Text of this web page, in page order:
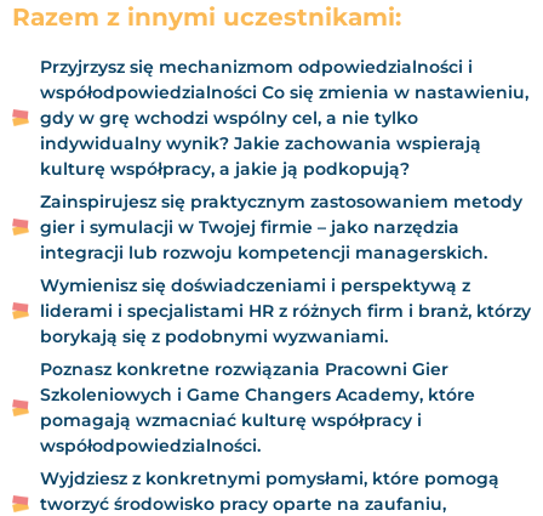
Razem z innymi uczestnikami:
Przyjrzysz się mechanizmom odpowiedzialności i
współodpowiedzialności Co się zmienia w nastawieniu,
gdy w grę wchodzi wspólny cel, a nie tylko
indywidualny wynik? Jakie zachowania wspierają
kulturę współpracy, a jakie ją podkopują?
Zainspirujesz się praktycznym zastosowaniem metody
gier i symulacji w Twojej firmie – jako narzędzia
integracji lub rozwoju kompetencji managerskich.
Wymienisz się doświadczeniami i perspektywą z
liderami i specjalistami HR z różnych firm i branż, którzy
borykają się z podobnymi wyzwaniami.
Poznasz konkretne rozwiązania Pracowni Gier
Szkoleniowych i Game Changers Academy, które
pomagają wzmacniać kulturę współpracy i
współodpowiedzialności.
Wyjdziesz z konkretnymi pomysłami, które pomogą
tworzyć środowisko pracy oparte na zaufaniu,